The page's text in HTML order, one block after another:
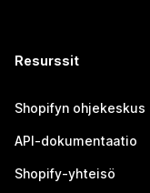
Resurssit
Shopifyn ohjekeskus
API-dokumentaatio
Shopify-yhteisö